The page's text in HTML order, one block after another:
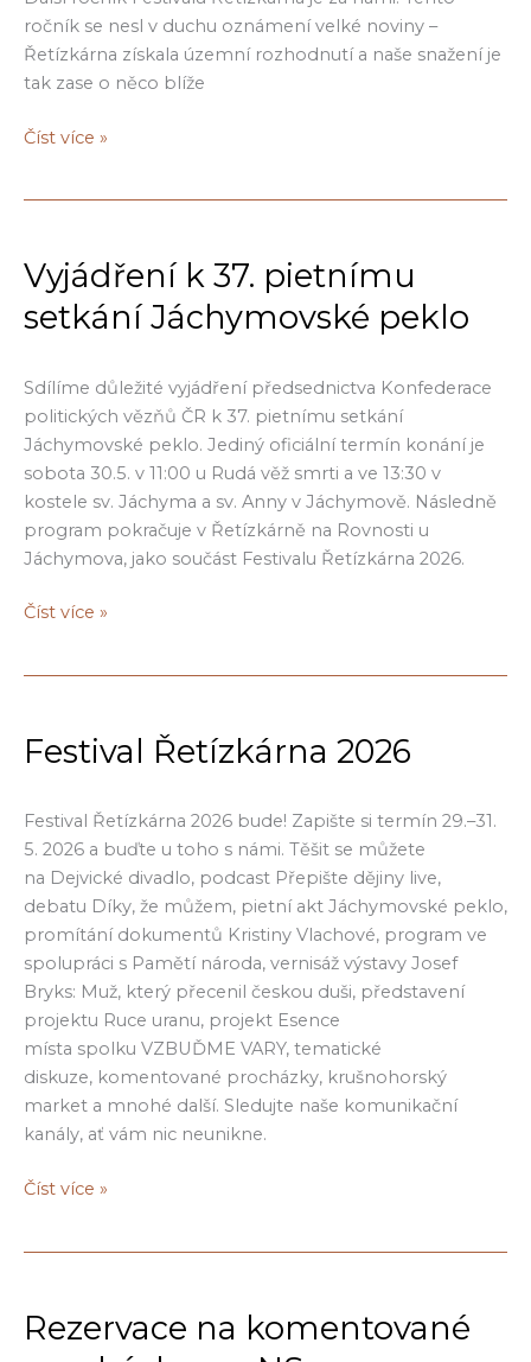
Eduard
Sequens
ročník se nesl v duchu oznámení velké noviny –
Řetízkárna získala územní rozhodnutí a naše snažení je
tak zase o něco blíže
Ohlédnutí
Číst více »
Vyjádření k 37. pietnímu
setkání Jáchymovské peklo
Sdílíme důležité vyjádření předsednictva Konfederace
politických vězňů ČR k 37. pietnímu setkání
Jáchymovské peklo. Jediný oficiální termín konání je
sobota 30.5. v 11:00 u Rudá věž smrti a ve 13:30 v
kostele sv. Jáchyma a sv. Anny v Jáchymově. Následně
program pokračuje v Řetízkárně na Rovnosti u
Jáchymova, jako součást Festivalu Řetízkárna 2026.
Vyjádření
Jáchymovské
Číst více »
Festival Řetízkárna 2026
Festival Řetízkárna 2026 bude! Zapište si termín 29.–31.
5. 2026 a buďte u toho s námi. Těšit se můžete
na Dejvické divadlo, podcast Přepište dějiny live,
debatu Díky, že můžem, pietní akt Jáchymovské peklo,
promítání dokumentů Kristiny Vlachové, program ve
spolupráci s Pamětí národa, vernisáž výstavy Josef
Bryks: Muž, který přecenil českou duši, představení
projektu Ruce uranu, projekt Esence
místa spolku VZBUĎME VARY, tematické
diskuze, komentované procházky, krušnohorský
market a mnohé další. Sledujte naše komunikační
kanály, ať vám nic neunikne.
Festival
Číst více »
Rezervace na komentované